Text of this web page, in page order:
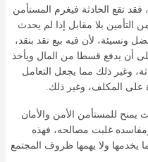
تقع الحادثة فيغرم المستأمن
التأمين بلا مقابل إذا لم يحدث
ونسيئة، لأن فيه بيع نقد بنقد،
أن يدفع قسطا من المال ويأخذ
وغير ذلك مما يجعل التعامل
على المكلف، وغير ذلك.
للمستأمن الأمن والأمان
غلبت مصالحه، فهذه
يخدمها ولا يهمها ظروف المجتمع